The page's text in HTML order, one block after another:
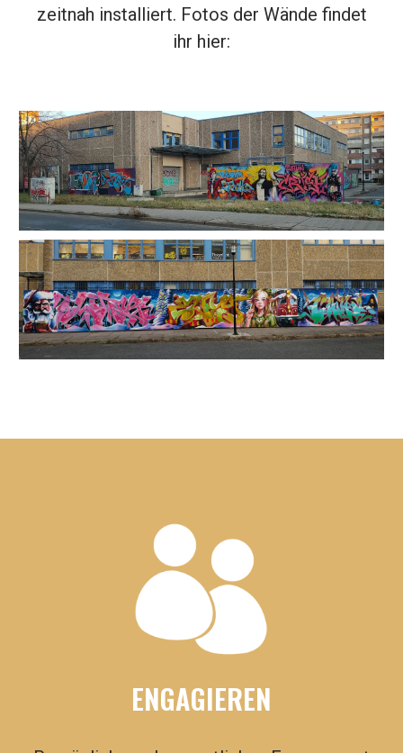
zeitnah installiert. Fotos der Wände findet
ihr hier:
ENGAGIEREN